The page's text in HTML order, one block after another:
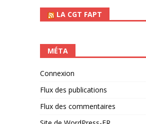
LA CGT FAPT
MÉTA
Connexion
Flux des publications
Flux des commentaires